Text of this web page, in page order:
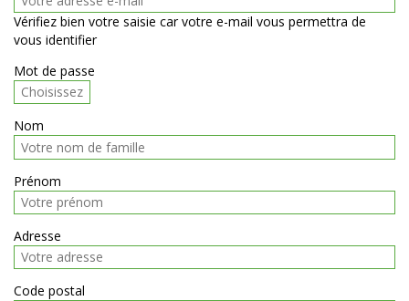
Vérifiez bien votre saisie car votre e-mail vous permettra de
vous identifier
Mot de passe
Nom
Prénom
Adresse
Code postal